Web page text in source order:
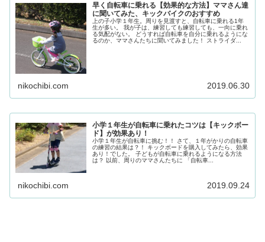
早く自転車に乗れる【効果的な方法】ママさん達
に聞いてみた、キックバイクのおすすめ
上の子小学１年生。周りを見渡すと、自転車に乗れる1年
生が多い。 我が子は、練習しても練習しても、一向に乗れ
る気配がない。 どうすれば自転車を自分に乗れるようにな
るのか、ママさんたちに聞いてみました！ ストライダ...
nikochibi.com 2019.06.30
小学１年生が自転車に乗れたコツは【キックボー
ド】が効果あり！
小学１年生が自転車に挑む！！ さて、１年がかりの自転車
の練習の結果は？！ キックボードを購入してみたら、効果
あり！でした。 子どもが自転車に乗れるようになる方法
は？ 以前、周りのママさんたちに 「自転車...
nikochibi.com 2019.09.24